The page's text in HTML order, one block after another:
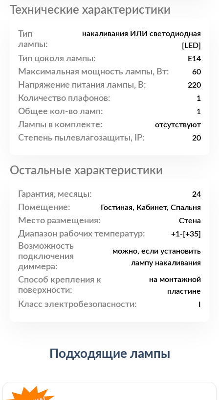
Технические характеристики
Тип
лампы:
накаливания ИЛИ светодиодная
[LED]
Тип цоколя лампы: E14
Максимальная мощность лампы, Вт: 60
Напряжение питания лампы, В: 220
Количество плафонов: 1
Общее кол-во ламп: 1
Лампы в комплекте: отсутствуют
Степень пылевлагозащиты, IP: 20
Остальные характеристики
Гарантия, месяцы: 24
Помещение: Гостиная, Кабинет, Спальня
Место размещения: Стена
Диапазон рабочих температур: +1-[+35]
Возможность
подключения
диммера:
можно, если установить
лампу накаливания
Способ крепления к
поверхности:
на монтажной
пластине
Класс электробезопасности:
Подходящие лампы